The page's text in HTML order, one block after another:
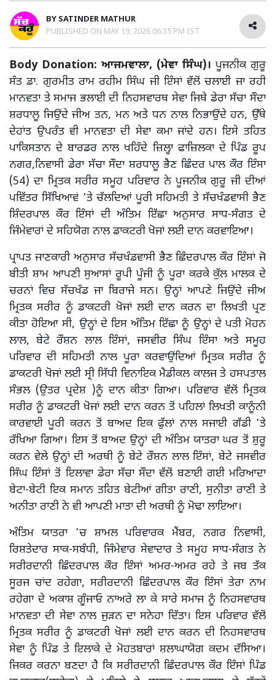
BY SATINDER MATHUR
PUBLISHED ON MAY 19, 2026 06:35 PM IST
Body Donation: ਆਜਮਵਾਲਾ, (ਮੇਵਾ ਸਿੰਘ)। ਪੂਜਨੀਕ ਗੁਰੂ
ਸੰਤ ਡਾ. ਗੁਰਮੀਤ ਰਾਮ ਰਹੀਮ ਸਿੰਘ ਜੀ ਇੰਸਾਂ ਵੱਲੋਂ ਚਲਾਈ ਜਾ ਰਹੀ
ਮਾਨਵਤਾ ਤੇ ਸਮਾਜ ਭਲਾਈ ਦੀ ਨਿਹਸਵਾਰਥ ਸੇਵਾ ਜਿਥੇ ਡੇਰਾ ਸੱਚਾ ਸੌਦਾ
ਸ਼ਰਧਾਲੂ ਜਿਉਂਦੇ ਜੀਅ ਤਨ, ਮਨ ਅਤੇ ਧਨ ਨਾਲ ਨਿਭਾਉਂਦੇ ਹਨ, ਉੱਥੇ
ਦੇਹਾਂਤ ਉਪਰੰਤ ਵੀ ਮਾਨਵਤਾ ਦੀ ਸੇਵਾ ਕਮਾ ਜਾਂਦੇ ਹਨ। ਇਸੇ ਤਹਿਤ
ਪਾਕਿਸਤਾਨ ਦੇ ਬਾਰਡਰ ਨਾਲ ਖਹਿੰਦੇ ਜ਼ਿਲ੍ਹਾ ਫਾਜ਼ਿਲਕਾ ਦੇ ਪਿੰਡ ਰੂਪ
ਨਗਰ,ਨਿਵਾਸੀ ਡੇਰਾ ਸੱਚਾ ਸੌਦਾ ਸ਼ਰਧਾਲੂ ਭੈਣ ਛਿੰਦਰ ਪਾਲ ਕੌਰ ਇੰਸਾ
(54) ਦਾ ਮ੍ਰਿਤਕ ਸਰੀਰ ਸਮੂਹ ਪਰਿਵਾਰ ਨੇ ਪੂਜਨੀਕ ਗੁਰੂ ਜੀ ਦੀਆਂ
ਪਵਿੱਤਰ ਸਿੱਖਿਆਵਂ ’ਤੇ ਚੱਲਦਿਆਂ ਪੂਰੀ ਸਹਿਮਤੀ ਤੇ ਸੱਚਖੰਡਵਾਸੀ ਭੈਣ
ਸ਼ਿੰਦਰਪਾਲ ਕੌਰ ਇੰਸਾਂ ਦੀ ਅੰਤਿਮ ਇੱਛਾ ਅਨੁਸਾਰ ਸਾਧ-ਸੰਗਤ ਦੇ
ਜਿੰਮੇਵਾਰਾਂ ਦੇ ਸਹਿਯੋਗ ਨਾਲ ਡਾਕਟਰੀ ਖੋਜਾਂ ਲਈ ਦਾਨ ਕਰਵਾਇਆ।
ਪ੍ਰਾਪਤ ਜਾਣਕਾਰੀ ਅਨੁਸਾਰ ਸੱਚਖੰਡਵਾਸੀ ਭੈਣ ਛਿੰਦਰਪਾਲ ਕੌਰ ਇੰਸਾਂ ਜੋ
ਬੀਤੀ ਸ਼ਾਮ ਆਪਣੀ ਸੁਆਸਾਂ ਰੂਪੀ ਪੂੰਜੀ ਨੂੰ ਪੂਰਾ ਕਰਕੇ ਕੁੱਲ ਮਾਲਕ ਦੇ
ਚਰਨਾਂ ਵਿਚ ਸੱਚਖੰਡ ਜਾ ਬਿਰਾਜੇ ਸਨ। ਉਨ੍ਹਾਂ ਆਪਣੇ ਜਿਉਂਦੇ ਜੀਅ
ਮ੍ਰਿਤਕ ਸਰੀਰ ਨੂੰ ਡਾਕਟਰੀ ਖੋਜਾਂ ਲਈ ਦਾਨ ਕਰਨ ਦਾ ਲਿਖਤੀ ਪ੍ਰਣ
ਕੀਤਾ ਹੋਇਆ ਸੀ, ਉਨ੍ਹਾਂ ਦੇ ਇਸ ਅੰਤਿਮ ਇੱਛਾ ਨੂੰ ਉਨ੍ਹਾਂ ਦੇ ਪਤੀ ਮੋਹਨ
ਲਾਲ, ਬੇਟੇ ਰੌਸ਼ਨ ਲਾਲ ਇੰਸਾਂ, ਜਸਵੀਰ ਸਿੰਘ ਇੰਸਾ ਅਤੇ ਸਮੂਹ
ਪਰਿਵਾਰ ਦੀ ਸਹਿਮਤੀ ਨਾਲ ਪੂਰਾ ਕਰਵਾਉਂਦਿਆਂ ਮ੍ਰਿਤਕ ਸਰੀਰ ਨੂੰ
ਡਾਕਟਰੀ ਖੋਜਾਂ ਲਈ ਸ੍ਰੀ ਸਿੱਧੀ ਵਿਨਾਇਕ ਮੈਡੀਕਲ ਕਾਲਜ ਤੇ ਹਸਪਤਾਲ
ਸੰਭਲ (ਉਤਰ ਪ੍ਰਦੇਸ਼ )ਨੂੰ ਦਾਨ ਕੀਤਾ ਗਿਆ। ਪਰਿਵਾਰ ਵੱਲੋਂ ਮ੍ਰਿਤਕ
ਸਰੀਰ ਨੂੰ ਡਾਕਟਰੀ ਖੋਜਾਂ ਲਈ ਦਾਨ ਕਰਨ ਤੋਂ ਪਹਿਲਾਂ ਲਿਖਤੀ ਕਾਨੂੰਨੀ
ਕਾਰਵਾਈ ਪੂਰੀ ਕਰਨ ਤੋਂ ਬਾਅਦ ਇਕ ਫੁੱਲਾਂ ਨਾਲ ਸਜਾਈ ਗੱਡੀ ’ਤੇ
ਰੱਖਿਆ ਗਿਆ। ਇਸ ਤੋਂ ਬਾਅਦ ਉਨ੍ਹਾਂ ਦੀ ਅੰਤਿਮ ਯਾਤਰਾ ਘਰ ਤੋਂ ਸ਼ੁਰੂ
ਕਰਨ ਵੇਲੇ ਉਨ੍ਹਾਂ ਦੀ ਅਰਥੀ ਨੂੰ ਬੇਟੇ ਰੌਸ਼ਨ ਲਾਲ ਇੰਸਾਂ, ਬੇਟੇ ਜਸਵੀਰ
ਸਿੰਘ ਇੰਸਾਂ ਤੋਂ ਇਲਾਵਾ ਡੇਰਾ ਸੱਚਾ ਸੌਦਾ ਵੱਲੋਂ ਬਣਾਈ ਗਈ ਮਰਿਆਦਾ
ਬੇਟਾ-ਬੇਟੀ ਇਕ ਸਮਾਨ ਤਹਿਤ ਬੇਟੀਆਂ ਗੀਤਾ ਰਾਣੀ, ਸੁਨੀਤਾ ਰਾਣੀ ਤੇ
ਅਨੀਤਾ ਰਾਣੀ ਨੇ ਵੀ ਆਪਣੀ ਮਾਤਾ ਦੀ ਅਰਥੀ ਨੂੰ ਮੋਢਾ ਲਾਇਆ।
ਅੰਤਿਮ ਯਾਤਰਾ ’ਚ ਸ਼ਾਮਲ ਪਰਿਵਾਰਕ ਮੈਂਬਰ, ਨਗਰ ਨਿਵਾਸੀ,
ਰਿਸ਼ਤੇਦਾਰ ਸਾਕ-ਸਬੰਧੀ, ਜਿੰਮੇਵਾਰ ਸੇਵਾਦਾਰ ਤੇ ਸਮੂਹ ਸਾਧ-ਸੰਗਤ ਨੇ
ਸਰੀਰਦਾਨੀ ਛਿੰਦਰਪਾਲ ਕੌਰ ਇੰਸਾਂ ਅਮਰ-ਅਮਰ ਰਹੇ ਤੇ ਜਬ ਤੱਕ
ਸੂਰਜ ਚਾਂਦ ਰਹੇਗਾ, ਸਰੀਰਦਾਨੀ ਛਿੰਦਰਪਾਲ ਕੌਰ ਇੰਸਾਂ ਤੇਰਾ ਨਾਮ
ਰਹੇਗਾ ਦੇ ਅਕਾਸ਼ ਗੂੰਜਾਓ ਨਾਅਰੇ ਲਾ ਕੇ ਸਾਰੇ ਸਮਾਜ ਨੂੰ ਨਿਹਸਵਾਰਥ
ਮਾਨਵਤਾ ਦੀ ਸੇਵਾ ਨਾਲ ਜੁੜਨ ਦਾ ਸਨੇਹਾ ਦਿੱਤਾ। ਇਸ ਪਰਿਵਾਰ ਵੱਲੋਂ
ਮ੍ਰਿਤਕ ਸਰੀਰ ਨੂੰ ਡਾਕਟਰੀ ਖੋਜਾਂ ਲਈ ਦਾਨ ਕਰਨ ਦੀ ਨਿਹਸਵਾਰਥ
ਸੇਵਾ ਨੂੰ ਪਿੰਡ ਤੇ ਇਲਾਕੇ ਦੇ ਮੋਹਤਬਾਰਾਂ ਸ਼ਲਾਘਾਯੋਗ ਕਦਮ ਦੱਸਿਆ।
ਜਿਕਰ ਕਰਨਾ ਬਣਦਾ ਹੈ ਕਿ ਸਰੀਰਦਾਨੀ ਛਿੰਦਰਪਾਲ ਕੌਰ ਇੰਸਾਂ ਪਿੰਡ